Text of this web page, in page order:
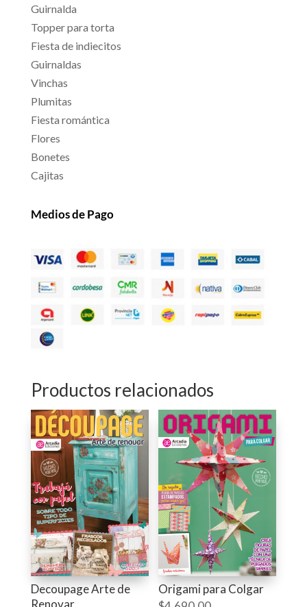
Guirnalda
Topper para torta
Fiesta de indiecitos
Guirnaldas
Vinchas
Plumitas
Fiesta romántica
Flores
Bonetes
Cajitas
Medios de Pago
Productos relacionados
Decoupage Arte de
Renovar
Origami para Colgar